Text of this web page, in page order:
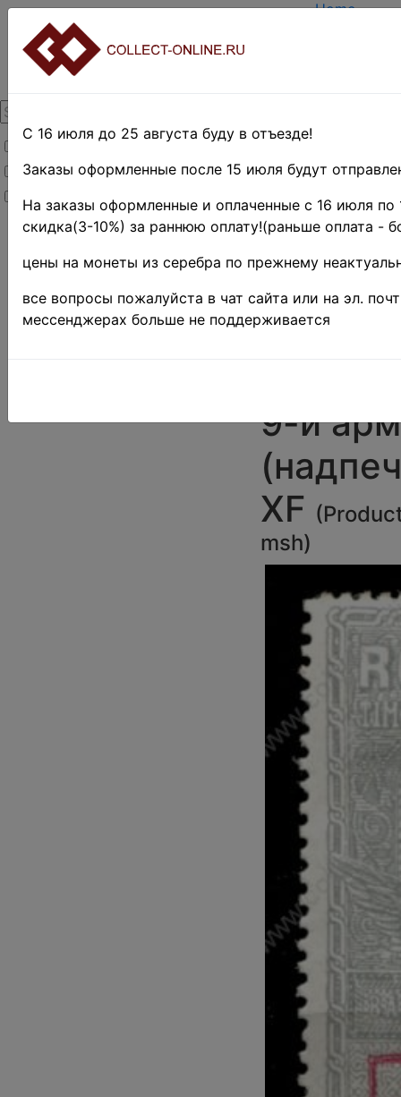
Товары со скидкой
Товары в наличии
Новинки
Home
TERMS
Home»
EUROPE
»
Румыния
9-й
XF (
msh)
С 16 июля до 25 августа буду в отъезде!
Заказы оформленные после 15 июля будут
На заказы оформленные и оплаченные с 16 июля по
скидка(3-10%) за раннюю оплату!(раньше оплата -
цены на монеты из серебра по прежнему
все вопросы пожалуйста в чат сайта или на эл.
мессенджерах больше не поддерживается